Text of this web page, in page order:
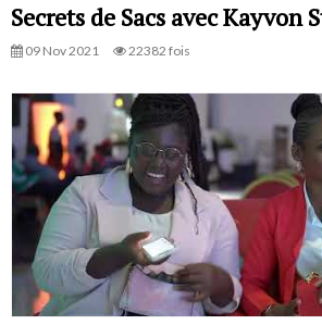
Secrets de Sacs avec Kayvon
09 Nov 2021 22382 fois